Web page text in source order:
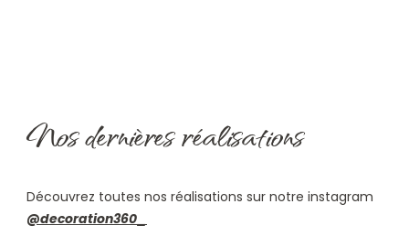
Nos dernières réalisations
Découvrez toutes nos réalisations sur notre instagram
@decoration360_